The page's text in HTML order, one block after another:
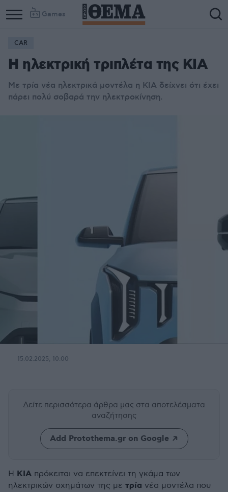
Games
CAR
Η ηλεκτρική τριπλέτα της KIA
Με τρία νέα ηλεκτρικά μοντέλα η KIA δείχνει ότι έχει
πάρει πολύ σοβαρά την ηλεκτροκίνηση.
15.02.2025, 10:00
Δείτε περισσότερα άρθρα μας στα αποτελέσματα
αναζήτησης
Add Protothema.gr on Google
Η KIA πρόκειται να επεκτείνει τη γκάμα των
ηλεκτρικών οχημάτων της με τρία νέα μοντέλα που